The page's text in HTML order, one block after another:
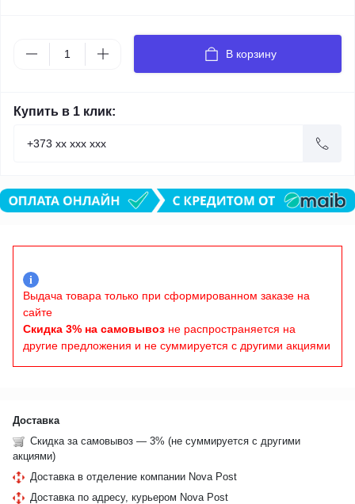
В корзину
Купить в 1 клик:
i
Выдача товара только при сформированном заказе на
сайте
Скидка 3% на самовывоз не распространяется на
другие предложения и не суммируется с другими акциями
Доставка
Скидка за самовывоз — 3% (не суммируется с другими
акциями)
Доставка в отделение компании Nova Post
Доставка по адресу, курьером Nova Post